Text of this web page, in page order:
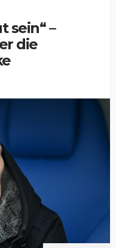
sein“ –
die